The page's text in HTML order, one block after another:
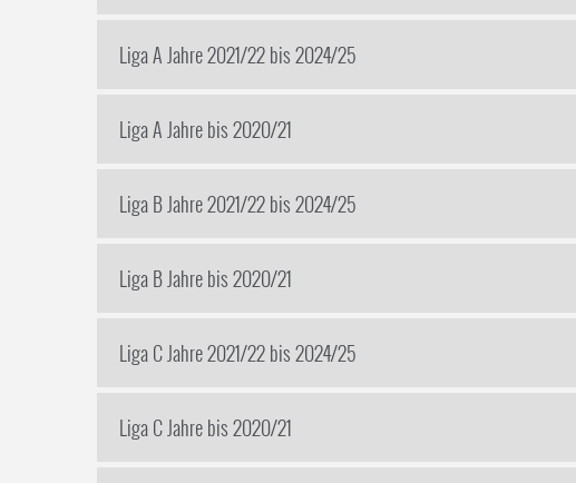
Liga A Jahre 2021/22 bis 2024/25
Liga A Jahre bis 2020/21
Liga B Jahre 2021/22 bis 2024/25
Liga B Jahre bis 2020/21
Liga C Jahre 2021/22 bis 2024/25
Liga C Jahre bis 2020/21